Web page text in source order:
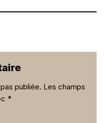
publiée. Les champs
*